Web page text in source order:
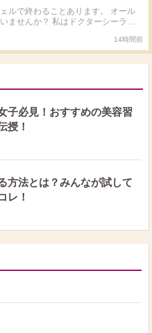
ルで終わることあります。 オール
ませんか？ 私はドクターシーラボ
ます。 オススメのオールインワン
ベル、ちふれ、コラリッチ、マナ
ススメ教えて下さい。
14時間前
子必見！おすすめの美容習
授！
方法とは？みんなが試して
レ！